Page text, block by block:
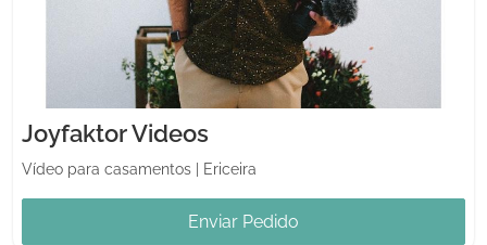
Joyfaktor Videos
Vídeo para casamentos Ericeira
Enviar Pedido